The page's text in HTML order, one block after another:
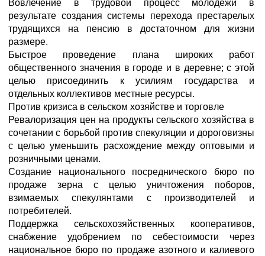
Вовлечение в трудовой процесс молодежи в
результате создания системы перехода престарелых
трудящихся на пенсию в достаточном для жизни
размере.
Быстрое проведение плана широких работ
общественного значения в городе и в деревне; с этой
целью присоединить к усилиям государства и
отдельных коллективов местные ресурсы.
Против кризиса в сельском хозяйстве и торговле
Ревалоризация цен на продукты сельского хозяйства в
сочетании с борьбой против спекуляции и дороговизны
с целью уменьшить расхождение между оптовыми и
розничными ценами.
Создание национального посреднического бюро по
продаже зерна с целью уничтожения поборов,
взимаемых спекулянтами с производителей и
потребителей.
Поддержка сельскохозяйственных кооперативов,
снабжение удобрением по себестоимости через
национальное бюро по продаже азотного и калиевого